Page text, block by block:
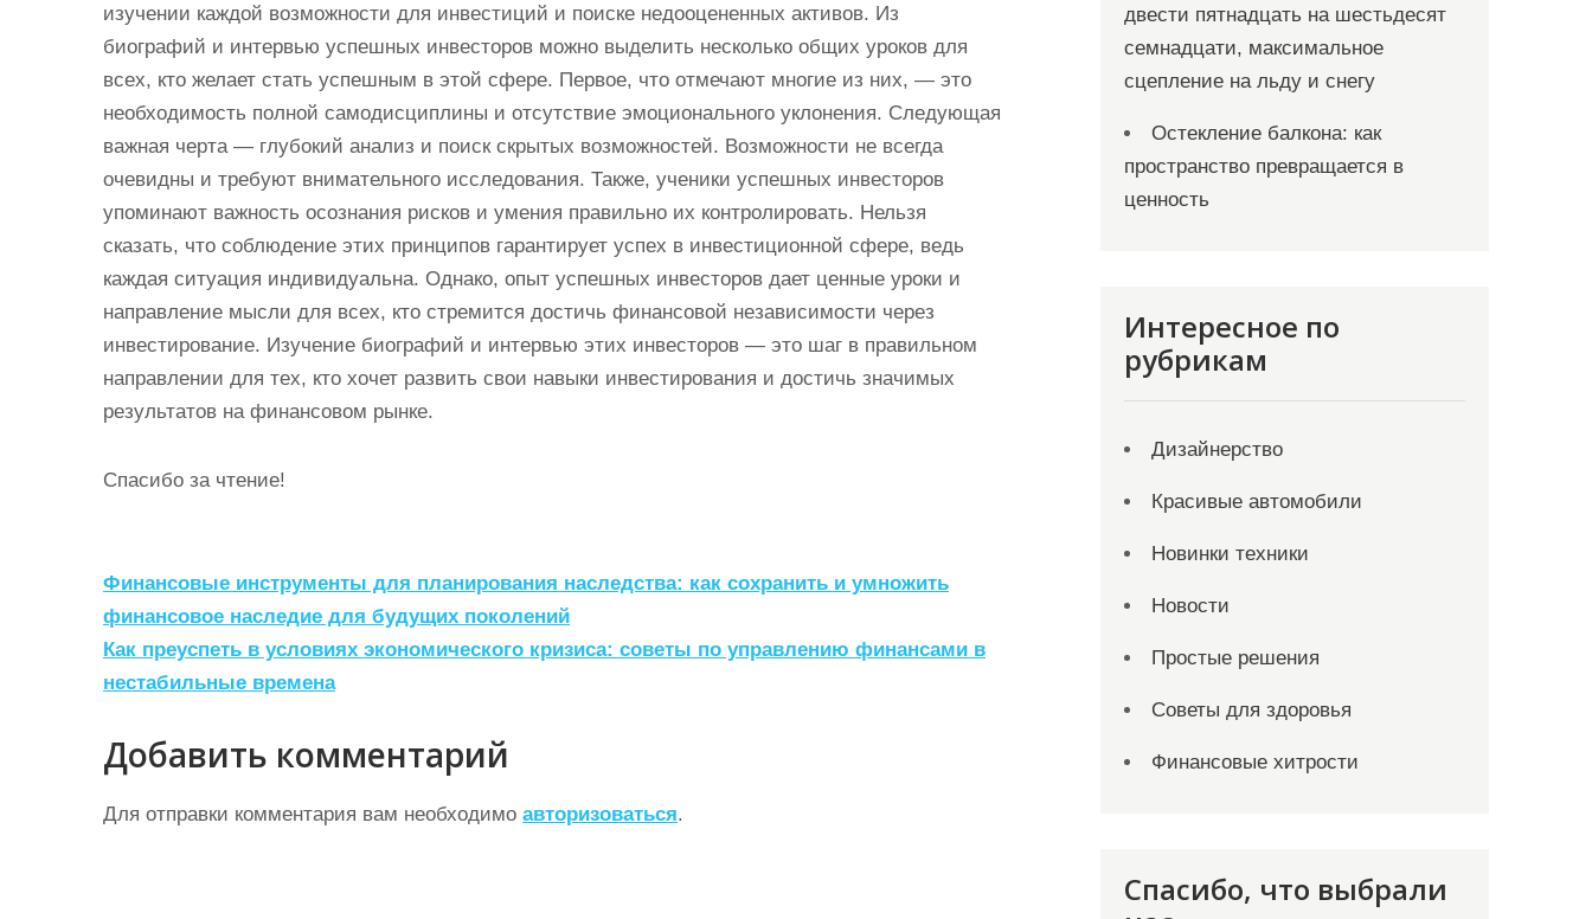
изучении каждой возможности для инвестиций и поиске недооцененных активов. Из
биографий и интервью успешных инвесторов можно выделить несколько общих уроков для
всех, кто желает стать успешным в этой сфере. Первое, что отмечают многие из них, — это
необходимость полной самодисциплины и отсутствие эмоционального уклонения. Следующая
важная черта — глубокий анализ и поиск скрытых возможностей. Возможности не всегда
очевидны и требуют внимательного исследования. Также, ученики успешных инвесторов
упоминают важность осознания рисков и умения правильно их контролировать. Нельзя
сказать, что соблюдение этих принципов гарантирует успех в инвестиционной сфере, ведь
каждая ситуация индивидуальна. Однако, опыт успешных инвесторов дает ценные уроки и
направление мысли для всех, кто стремится достичь финансовой независимости через
инвестирование. Изучение биографий и интервью этих инвесторов — это шаг в правильном
направлении для тех, кто хочет развить свои навыки инвестирования и достичь значимых
результатов на финансовом рынке.
Спасибо за чтение!
Н
а
в
и
г
а
ц
Финансовые инструменты для планирования наследства: как сохранить и умножить
финансовое наследие для будущих поколений
Как преуспеть в условиях экономического кризиса: советы по управлению финансами в
нестабильные времена
Добавить комментарий
Для отправки комментария вам необходимо авторизоваться.
двести пятнадцать на шестьдесят
семнадцати, максимальное
сцепление на льду и снегу
Остекление балкона: как
пространство превращается в
ценность
Интересное по
рубрикам
Дизайнерство
Красивые автомобили
Новинки техники
Новости
Простые решения
Советы для здоровья
Финансовые хитрости
Спасибо, что выбрали